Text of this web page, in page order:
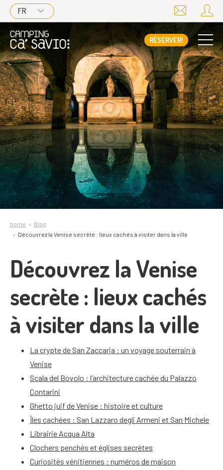
FR
RÉSERVER!
home
Blog
Découvrez la Venise secrète : lieux cachés à visiter dans la ville
Découvrez la Venise
secrète : lieux cachés
à visiter dans la ville
La crypte de San Zaccaria : un voyage souterrain à
Venise
Scala del Bovolo : l’architecture cachée du Palazzo
Contarini
Ghetto juif de Venise : histoire et culture
Îles cachées : San Lazzaro degli Armeni et San Michele
Librairie Acqua Alta
Clochers penchés et églises secrètes
Curiosités vénitiennes : numéros de maison